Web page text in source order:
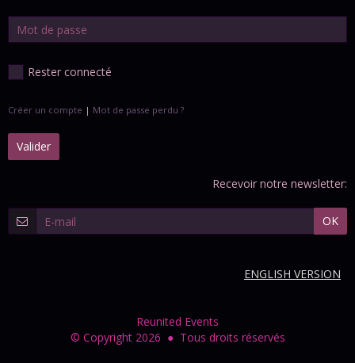
Rester connecté
Créer un compte | Mot de passe perdu ?
Valider
Recevoir notre newsletter:
OK
ENGLISH VERSION
Reunited Events
© Copyright 2026 ● Tous droits réservés